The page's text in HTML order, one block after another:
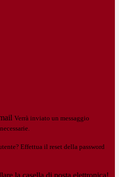
Verrà inviato un messaggio
Effettua il reset della password